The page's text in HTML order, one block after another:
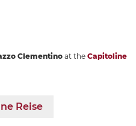
Clementinoat the Capitoline
Reise